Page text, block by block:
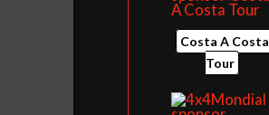
Costa A Costa
Tour